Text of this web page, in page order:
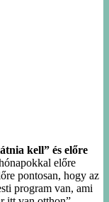
kell” és előre
előre
pontosan, hogy az
program van, ami